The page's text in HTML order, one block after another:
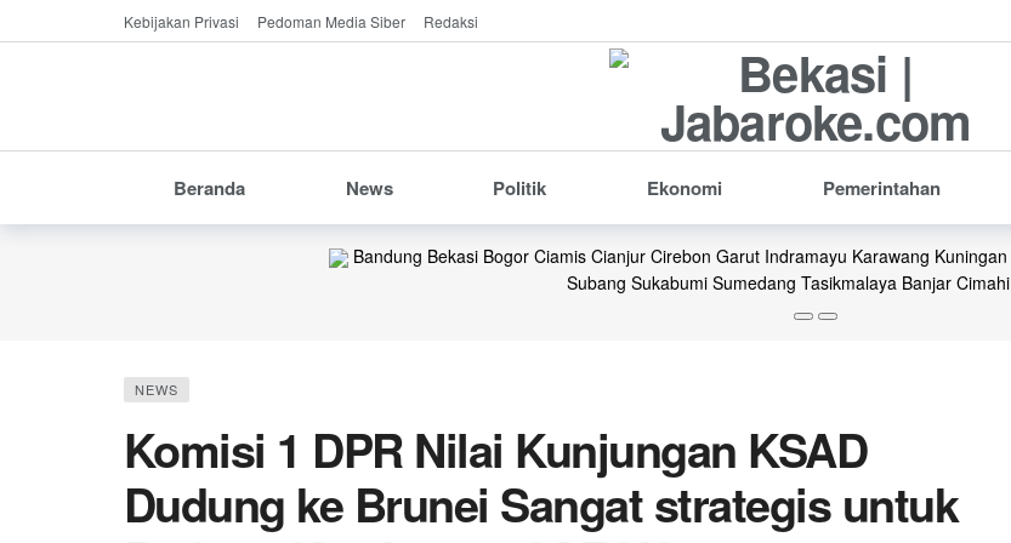
Kebijakan Privasi Pedoman Media Siber Redaksi
Beranda News Politik Ekonomi Pemerintahan
Bandung Bekasi Bogor Ciamis Cianjur Cirebon Garut Indramayu Karawang Kuningan
Subang Sukabumi Sumedang Tasikmalaya Banjar Cimahi
NEWS
Komisi 1 DPR Nilai Kunjungan KSAD
Dudung ke Brunei Sangat strategis untuk